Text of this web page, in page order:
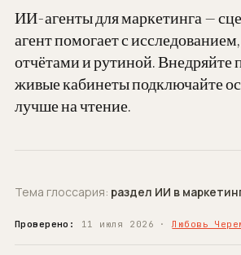
ИИ-агенты для маркетинга —
агент помогает с
отчётами и рутиной. Внедряйте
живые кабинеты подключайте
лучше на чтение.
Тема глоссария: раздел ИИ в
Проверено: 11 июля 2026 ·Любовь